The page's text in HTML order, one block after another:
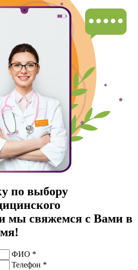
по выбору
мы свяжемся с Вами в
ФИО *
Телефон *